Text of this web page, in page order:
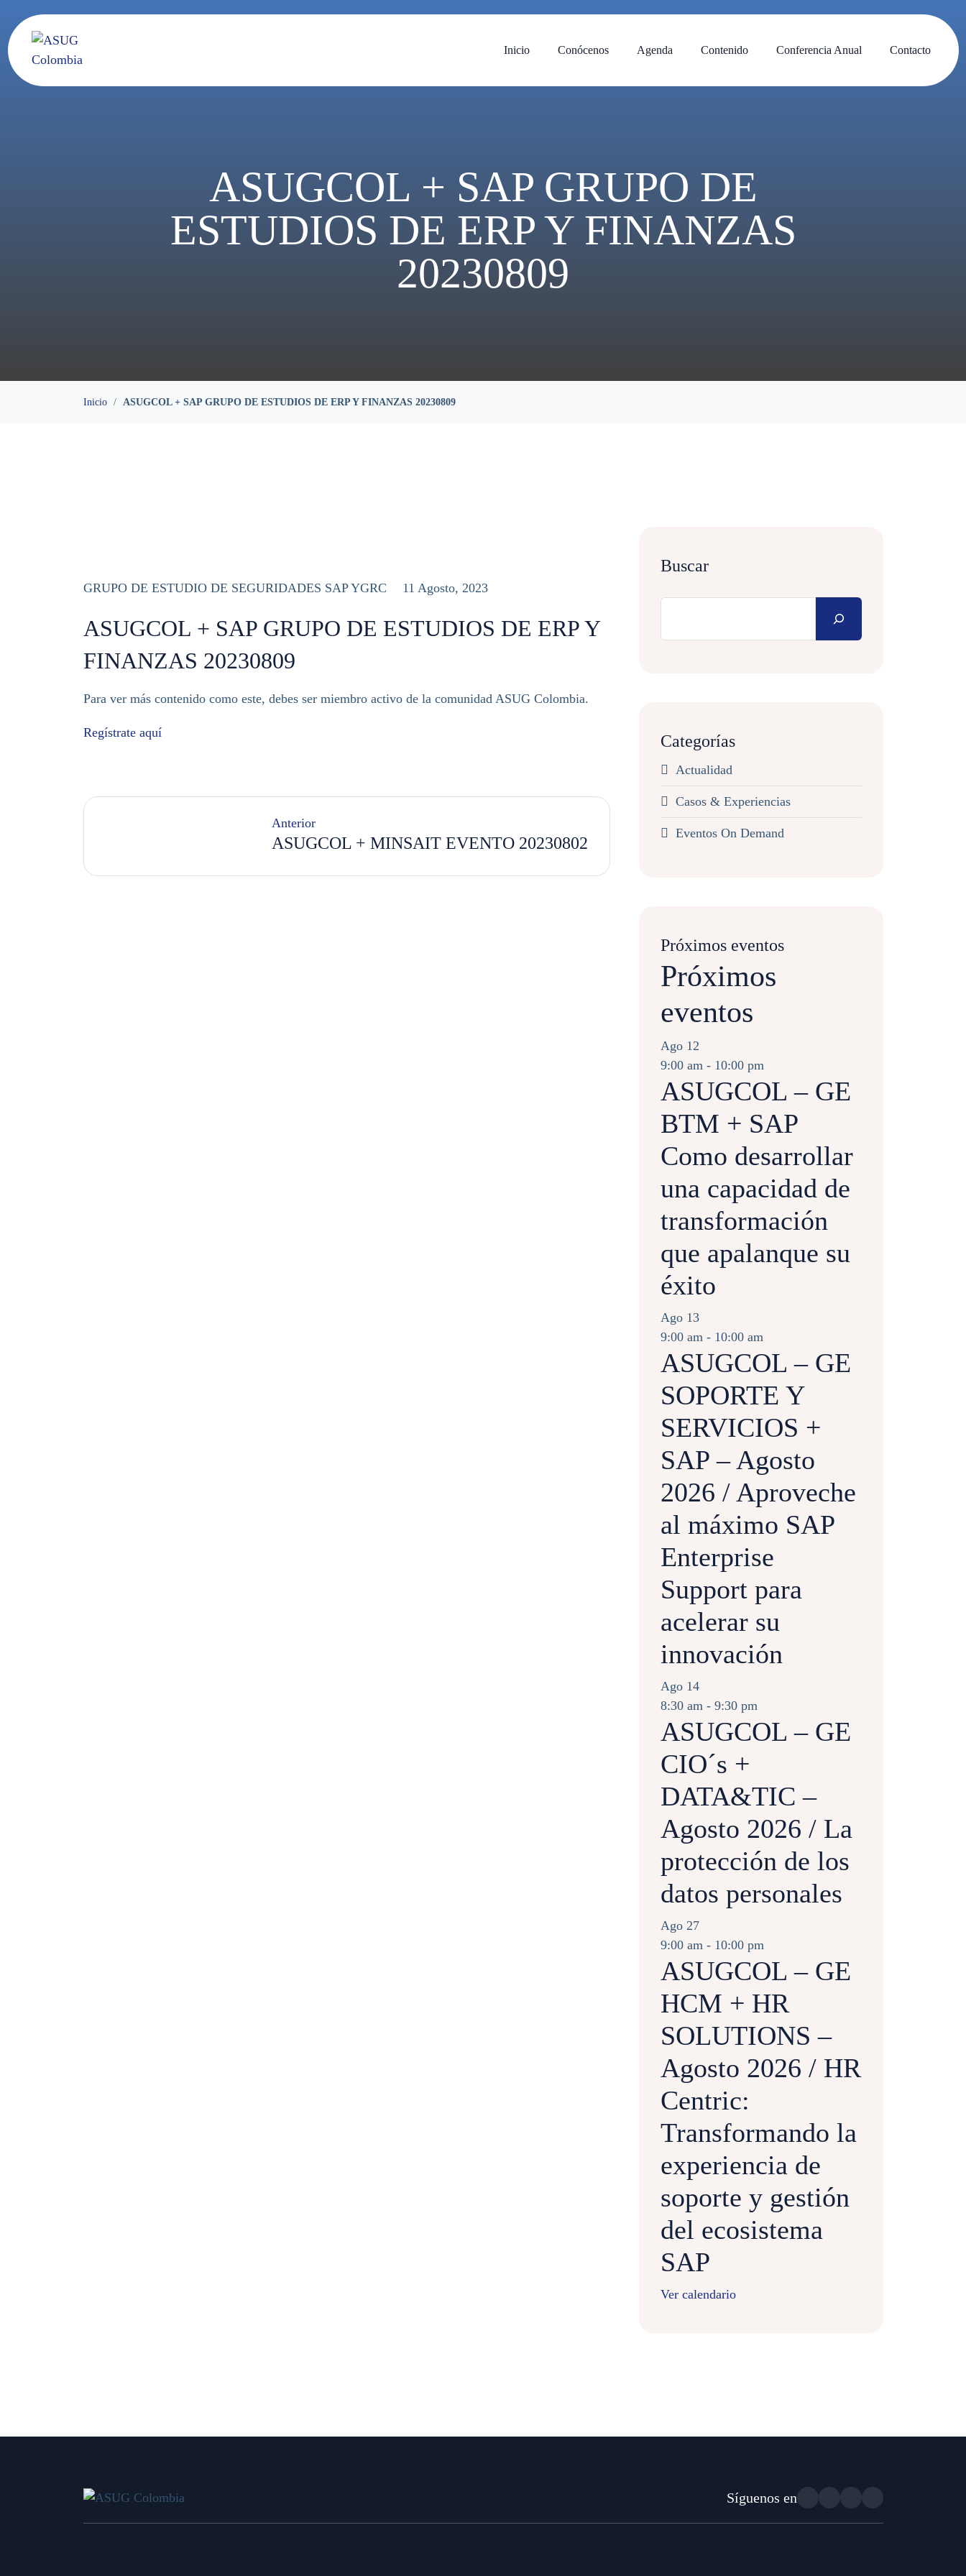
Inicio Conócenos Agenda Contenido Conferencia Anual Contacto
ASUGCOL + SAP GRUPO DE
ESTUDIOS DE ERP Y FINANZAS
20230809
Inicio ASUGCOL + SAP GRUPO DE ESTUDIOS DE ERP Y FINANZAS 20230809
GRUPO DE ESTUDIO DE SEGURIDADES SAP YGRC 11 Agosto, 2023
ASUGCOL + SAP GRUPO DE ESTUDIOS DE ERP Y
FINANZAS 20230809
Para ver más contenido como este, debes ser miembro activo de la comunidad ASUG Colombia.
Regístrate aquí
Anterior
ASUGCOL + MINSAIT EVENTO 20230802
Buscar
Categorías
Actualidad
Casos & Experiencias
Eventos On Demand
Próximos eventos
Próximos
eventos
Ago 12
9:00 am- 10:00 pm
ASUGCOL – GE
BTM + SAP
Como desarrollar
una capacidad de
transformación
que apalanque su
éxito​
Ago 13
9:00 am- 10:00 am
ASUGCOL – GE
SOPORTE Y
SERVICIOS +
SAP – Agosto
2026 / Aproveche
al máximo SAP
Enterprise
Support para
acelerar su
innovación
Ago 14
8:30 am- 9:30 pm
ASUGCOL – GE
CIO´s +
DATA&TIC –
Agosto 2026 / La
protección de los
datos personales
Ago 27
9:00 am- 10:00 pm
ASUGCOL – GE
HCM + HR
SOLUTIONS –
Agosto 2026 / HR
Centric:
Transformando la
experiencia de
soporte y gestión
del ecosistema
SAP​
Ver calendario
Síguenos en